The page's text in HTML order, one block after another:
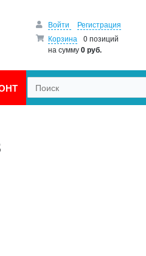
Войти
Регистрация
Корзина
0 позиций
на сумму0 руб.